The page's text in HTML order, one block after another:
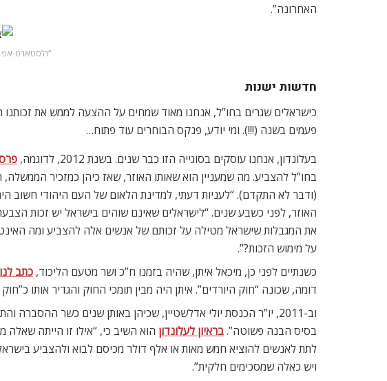
האחרונה”.
“ה’סטארט-אפ
חדשות ישנות
כישראלים שגרים בחו”ל, אנחנו מאוד שמחים על ההצעה לממש את
פעמים בשנה (!!!). ומי יודע, פנקס הבוחרים עוד פתוח…
בעלונדון, אנחנו עוסקים בסוגייה הזו כבר שנים. בשנת 2012, לדוגמה,
בחו”ל להצביע. מה שמעניין הוא שאותו האוזר, שאז כיהן כמזכיר
(ודבר לא התקדם). “לעניות דעתי, למדינת הלאום של העם היהודי חשוב
האוזר, לפני כשבע שנים. “לישראלים שאינם שוהים בישראל יש זכות
את המגבלות שישראל מטילה על זכותם של אנשים אלה להצביע ומה
על מימוש הזכות?”.
כשנתיים לפני כן, מיכאל איתן, שהיה בזמנו ח”כ ושר מטעם הליכוד, כתב
דומה, שכונה “חוק היורדים”. איתן היה מבין תומכי החוק והגדיר אותו
וב-2011, יו”ר הכנסת יולי אדלשטיין, שכיהן באותן שנים כשר
בסיס הבנה פשוטה”.בראיון לעלונדון הוא השיב כי, “אילו זו הייתה
לתת לאנשים להוציא חמש מאות או אלף דולר מכיסם לבוא ולהצביע
ויש כאלה שמסכימים חלקית”.